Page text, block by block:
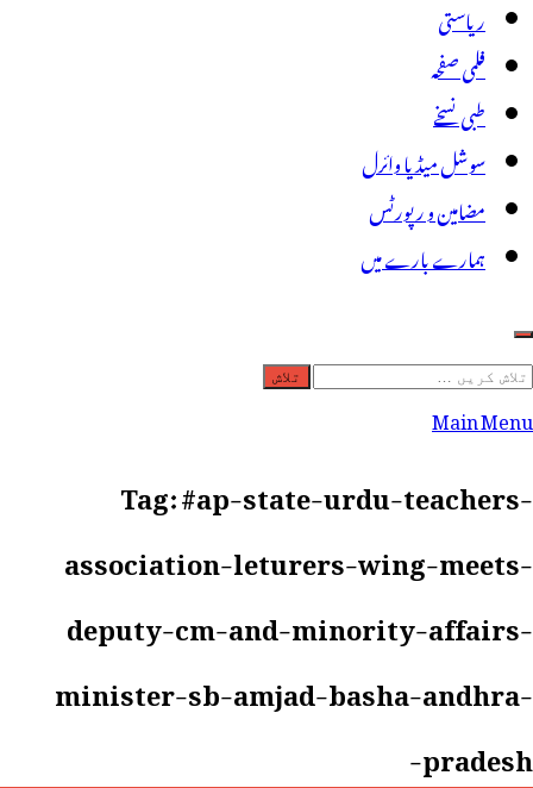
ریاستی
فلمی صفحہ
طبی نسخے
سوشل میڈیا وائرل
مضامین و رپورٹس
ہمارے بارے میں
تلاش
کریں
Main Menu
Tag:#ap-state-urdu-teachers-
association-leturers-wing-meets-
deputy-cm-and-minority-affairs-
minister-sb-amjad-basha-andhra-
pradesh-